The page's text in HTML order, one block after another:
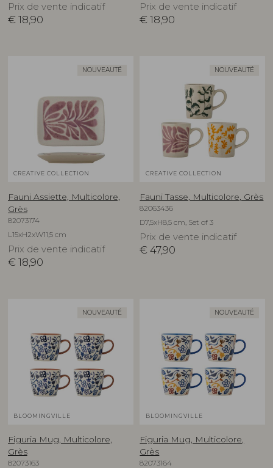
Prix de vente indicatif
€ 18,90
Prix de vente indicatif
€ 18,90
NOUVEAUTÉ
CREATIVE COLLECTION
Fauni Assiette, Multicolore,
Grès
82073174
L15xH2xW11,5 cm
Prix de vente indicatif
€ 18,90
NOUVEAUTÉ
CREATIVE COLLECTION
Fauni Tasse, Multicolore, Grès
82063436
D7,5xH8,5 cm, Set of 3
Prix de vente indicatif
€ 47,90
NOUVEAUTÉ
BLOOMINGVILLE
Figuria Mug, Multicolore,
Grès
82073163
NOUVEAUTÉ
BLOOMINGVILLE
Figuria Mug, Multicolore,
Grès
82073164